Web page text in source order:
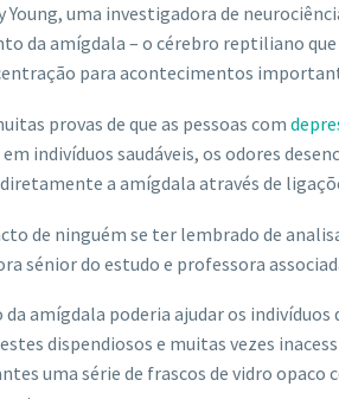
Young, uma investigadora de
da amígdala – o cérebro reptiliano
para acontecimentos
provas de que as pessoas com
indivíduos saudáveis, os odores
a amígdala através de
de ninguém se ter lembrado de
sénior do estudo e professora
amígdala poderia ajudar os
dispendiosos e muitas vezes
uma série de frascos de vidro